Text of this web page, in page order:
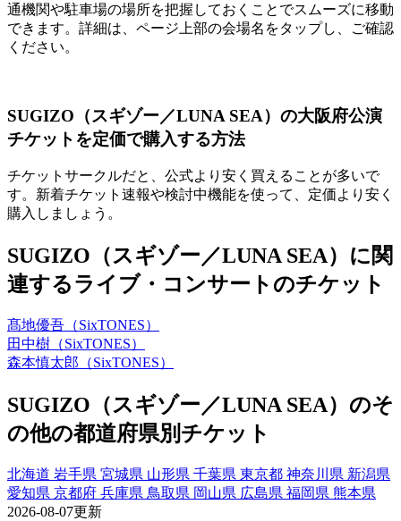
通機関や駐車場の場所を把握しておくことでスムーズに移動
できます。詳細は、ページ上部の会場名をタップし、ご確認
ください。
SUGIZO（スギゾー／LUNA SEA）の大阪府公演
チケットを定価で購入する方法
チケットサークルだと、公式より安く買えることが多いで
す。新着チケット速報や検討中機能を使って、定価より安く
購入しましょう。
SUGIZO（スギゾー／LUNA SEA）に関
連するライブ・コンサートのチケット
髙地優吾（SixTONES）
田中樹（SixTONES）
森本慎太郎（SixTONES）
SUGIZO（スギゾー／LUNA SEA）のそ
の他の都道府県別チケット
北海道 岩手県 宮城県 山形県 千葉県 東京都 神奈川県 新潟県
愛知県 京都府 兵庫県 鳥取県 岡山県 広島県 福岡県 熊本県
2026-08-07更新